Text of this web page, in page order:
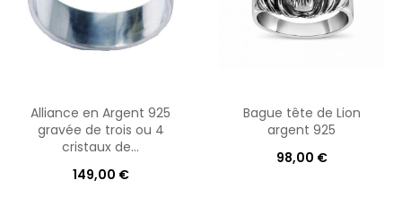
Alliance en Argent 925
gravée de trois ou 4
cristaux de...
149,00 €
Bague tête de Lion
argent 925
98,00 €